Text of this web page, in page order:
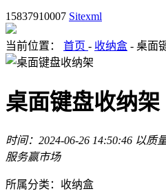
15837910007 Sitexml
当前位置： 首页 - 收纳盒 - 桌面
桌面键盘收纳架
时间：2024-06-26 14:50:46 以质
服务赢市场
所属分类：收纳盒